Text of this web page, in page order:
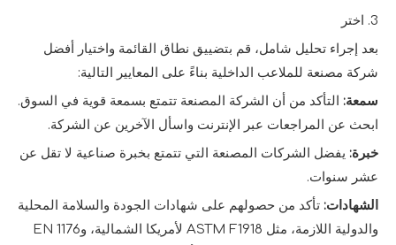
3. اختر
بعد إجراء تحليل شامل، قم بتضييق نطاق القائمة واختيار أفضل
شركة مصنعة للملاعب الداخلية بناءً على المعايير التالية:
سمعة: التأكد من أن الشركة المصنعة تتمتع بسمعة قوية في السوق.
ابحث عن المراجعات عبر الإنترنت واسأل الآخرين عن الشركة.
خبرة: يفضل الشركات المصنعة التي تتمتع بخبرة صناعية لا تقل عن
عشر سنوات.
الشهادات: تأكد من حصولهم على شهادات الجودة والسلامة المحلية
والدولية اللازمة، مثل ASTM F1918 لأمريكا الشمالية، وEN 1176